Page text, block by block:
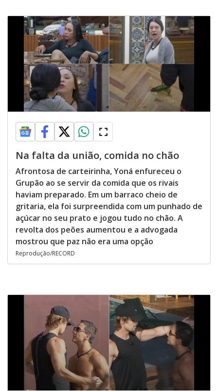
Na falta da união, comida no chão
Afrontosa de carteirinha, Yoná enfureceu o
Grupão ao se servir da comida que os rivais
haviam preparado. Em um barraco cheio de
gritaria, ela foi surpreendida com um punhado de
açúcar no seu prato e jogou tudo no chão. A
revolta dos peões aumentou e a advogada
mostrou que paz não era uma opção
Reprodução/RECORD